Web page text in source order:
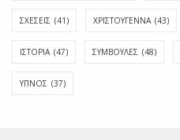
ΣΧΕΣΕΙΣ (41) ΧΡΙΣΤΟΥΓΕΝΝΑ (43)
ΙΣΤΟΡΊΑ (47) ΣΥΜΒΟΥΛΈΣ (48)
ΎΠΝΟΣ (37)